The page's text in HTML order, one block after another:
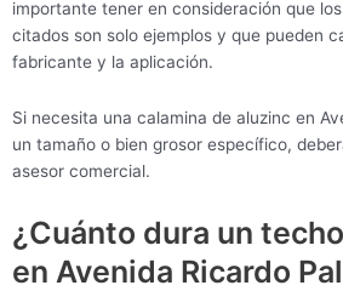
importante tener en consideración que
citados son solo ejemplos y que pueden
fabricante y la aplicación.
Si necesita una calamina de aluzinc en
un tamaño o bien grosor específico,
asesor comercial.
¿Cuánto dura un
en Avenida Ricardo